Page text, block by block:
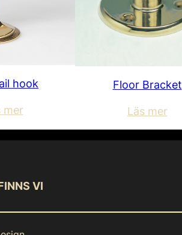
hook
mer
Floor Bracket
Läs mer
VI